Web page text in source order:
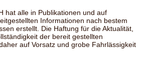
hat alle in Publikationen und auf
Informationen nach bestem
erstellt. Die Haftung für die Aktualität,
der bereit gestellten
auf Vorsatz und grobe Fahrlässigkeit